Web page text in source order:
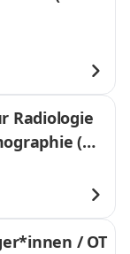
Radiologie
(m/
/ OT